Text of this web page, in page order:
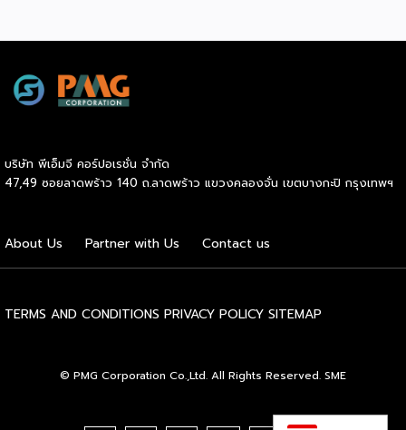
ธุรกิจ ผู้ประกอบการ และผู้ที่กำลังวางแผนขยายตลาด
สิงหาคม 2569 | 10.00 – 12.15 น.
บริษัท พีเอ็มจี คอร์ปอเรชั่น จำกัด
47,49 ซอยลาดพร้าว 140 ถ.ลาดพร้าว แขวงคลองจั่น เขตบางกะปิ กรุงเทพฯ
About Us Partner with Us Contact us
TERMS AND CONDITIONS PRIVACY POLICY SITEMAP
© PMG Corporation Co.,Ltd. All Rights Reserved. SME